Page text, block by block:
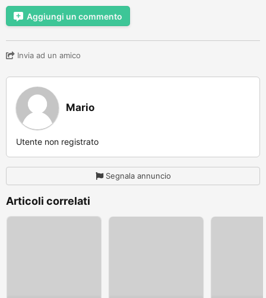
Aggiungi un commento
Invia ad un amico
Mario
Utente non registrato
Segnala annuncio
Articoli correlati